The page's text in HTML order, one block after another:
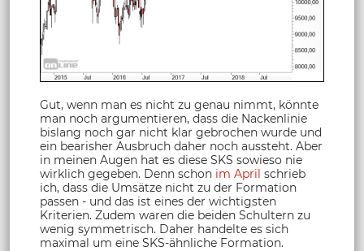
Gut, wenn man es nicht zu genau nimmt, könnte
man noch argumentieren, dass die Nackenlinie
bislang noch gar nicht klar gebrochen wurde und
ein bearisher Ausbruch daher noch aussteht. Aber
in meinen Augen hat es diese SKS sowieso nie
wirklich gegeben. Denn schon im April schrieb
ich, dass die Umsätze nicht zu der Formation
passen - und das ist eines der wichtigsten
Kriterien. Zudem waren die beiden Schultern zu
wenig symmetrisch. Daher handelte es sich
maximal um eine SKS-ähnliche Formation.